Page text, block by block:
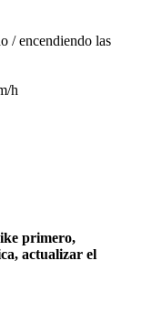
/ encendiendo las
h
primero,
actualizar el